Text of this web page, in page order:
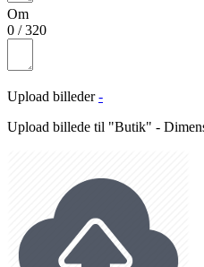
Om
0 /320
Upload billeder -
Upload billede til "Butik" -